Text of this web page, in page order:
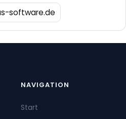
software.de
NAVIGATION
Start